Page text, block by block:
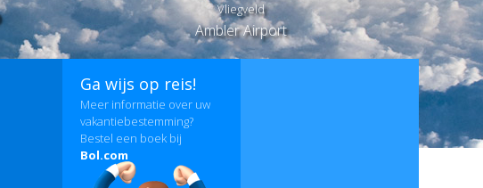
Vliegveld
Ambler Airport
Ga wijs op reis!
Meer informatie over uw
vakantiebestemming?
Bestel een boek bij
Bol.com